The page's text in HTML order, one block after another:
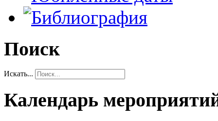
Поиск
Искать...
Календарь